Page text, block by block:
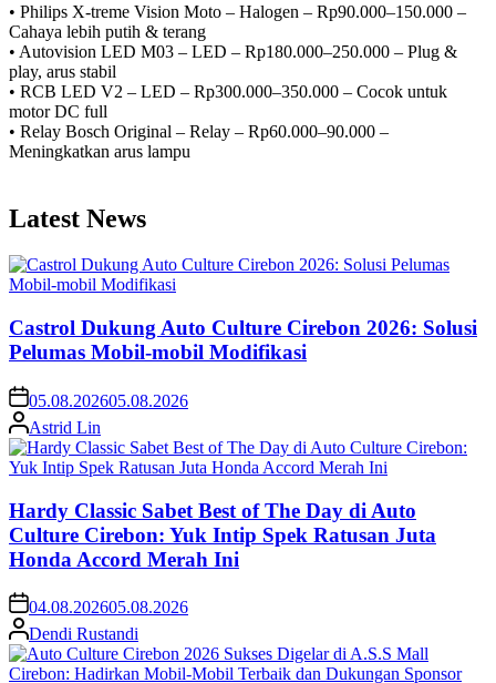
• Philips X-treme Vision Moto – Halogen – Rp90.000–150.000 –
Cahaya lebih putih & terang
• Autovision LED M03 – LED – Rp180.000–250.000 – Plug &
play, arus stabil
• RCB LED V2 – LED – Rp300.000–350.000 – Cocok untuk
motor DC full
• Relay Bosch Original – Relay – Rp60.000–90.000 –
Meningkatkan arus lampu
Latest News
Castrol Dukung Auto Culture Cirebon 2026: Solusi
Pelumas Mobil-mobil Modifikasi
05.08.202605.08.2026
Astrid Lin
Hardy Classic Sabet Best of The Day di Auto
Culture Cirebon: Yuk Intip Spek Ratusan Juta
Honda Accord Merah Ini
04.08.202605.08.2026
Dendi Rustandi